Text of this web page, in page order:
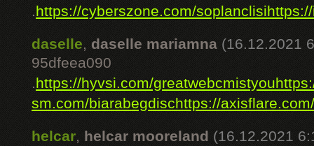
.https://cyberszone.com/soplanclisi
daselle, daselle mariamna (16.12.2021
95dfeea090
.https://hyvsi.com/greatwebcmistyou
sm.com/biarabegdischttps://
helcar, helcar mooreland (16.12.2021